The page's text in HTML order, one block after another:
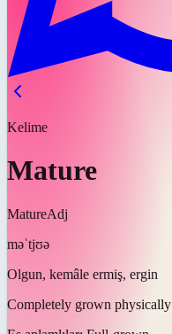
Kelime
Mature
MatureAdj
məˈtjʊə
Olgun, kemâle ermiş, ergin
Completely grown physically